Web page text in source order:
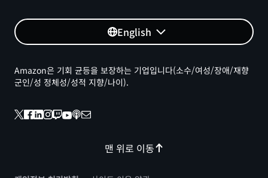
English
맨 위로 이동
Amazon은 기회 균등을 보장하는 기업입니다(소수/여성/장애/재향
군인/성 정체성/성적 지향/나이).